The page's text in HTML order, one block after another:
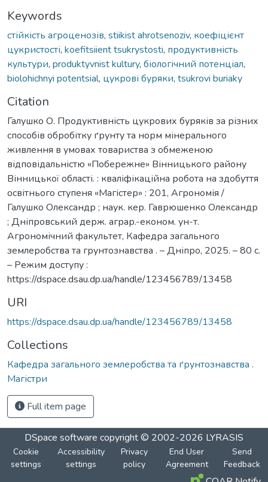
Keywords
стійкість агроценозів, stiikist ahrotsenoziv, коефіцієнт
цукристості, koefitsiient tsukrystosti, продуктивність
культури, produktyvnist kultury, біологічний потенціал,
biolohichnyi potentsial, цукрові буряки, tsukrovi buriaky
Citation
Галушко О. Продуктивність цукрових буряків за різних
способів обробітку ґрунту та норм мінерального
живлення в умовах товариства з обмеженою
відповідальністю «Побережне» Вінницького району
Вінницької області. : кваліфікаційна робота на здобуття
освітнього ступеня «Магістер» : 201, Агрономія /
Галушко Олександр ; наук. кер. Гаврюшенко Олександр
; Дніпровський держ. аграр.-економ. ун-т.
Агрономічний факультет, Кафедра загального
землеробства та грунтознавства . – Дніпро, 2025. – 80 с.
– Режим доступу :
https://dspace.dsau.dp.ua/handle/123456789/13458
URI
https://dspace.dsau.dp.ua/handle/123456789/13458
Collections
Кафедра загального землеробства та ґрунтознавства .
Магістри
Full item page
DSpace software copyright © 2002-2026 LYRASIS
Cookie
settings
Accessibility
settings
Privacy
policy
End User
Agreement
Send
Feedback